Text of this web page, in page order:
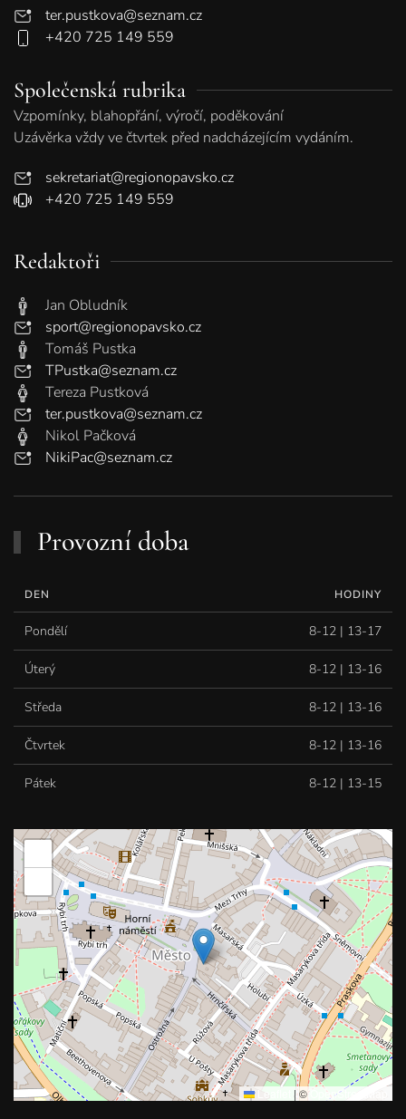
ter.pustkova@seznam.cz
+420 725 149 559
Společenská rubrika
Vzpomínky, blahopřání, výročí, poděkování
Uzávěrka vždy ve čtvrtek před nadcházejícím vydáním.
sekretariat@regionopavsko.cz
+420 725 149 559
Redaktoři
Jan Obludník
sport@regionopavsko.cz
Tomáš Pustka
TPustka@seznam.cz
Tereza Pustková
ter.pustkova@seznam.cz
Nikol Pačková
NikiPac@seznam.cz
Provozní doba
DEN HODINY
Pondělí 8-12 | 13-17
Úterý 8-12 | 13-16
Středa 8-12 | 13-16
Čtvrtek 8-12 | 13-16
Pátek 8-12 | 13-15
Leaflet | © OpenStreetMap